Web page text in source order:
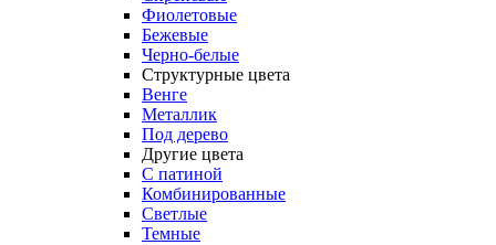
Фиолетовые
Бежевые
Черно-белые
Структурные цвета
Венге
Металлик
Под дерево
Другие цвета
С патиной
Комбинированные
Светлые
Темные